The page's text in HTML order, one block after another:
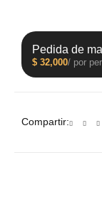
Pedida de
$ 32,000/ por
Compartir: